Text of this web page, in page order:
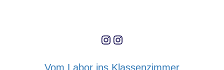
Instagram
Instagram
Vom Labor ins Klassenzimmer